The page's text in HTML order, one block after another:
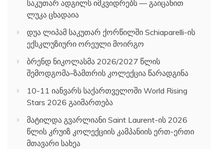
საკუთარ ადგილს იმკვიდრებს — გაიცანით
ლუკა ცხადაია
დუა ლიპამ საკუთარ ქორწილში Schiaparelli-ის
ექსკლუზიური ორეული მოირგო
ბრენდ ნიკოლასმა 2026/2027 წლის
შემოდგომა–ზამთრის კოლექცია წარადგინა
10-11 იანვარს საქართველოში World Rising
Stars 2026 გაიმართება
მატილდა გვარლიანი Saint Laurent-ის 2026
წლის კრუიზ კოლექციის კამპანიის ერთ-ერთი
მთავარი სახეა